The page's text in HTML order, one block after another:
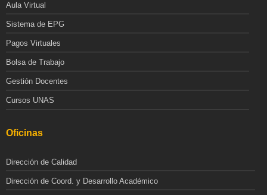
Aula Virtual
Sistema de EPG
Pagos Virtuales
Bolsa de Trabajo
Gestión Docentes
Cursos UNAS
Oficinas
Dirección de Calidad
Dirección de Coord. y Desarrollo Académico